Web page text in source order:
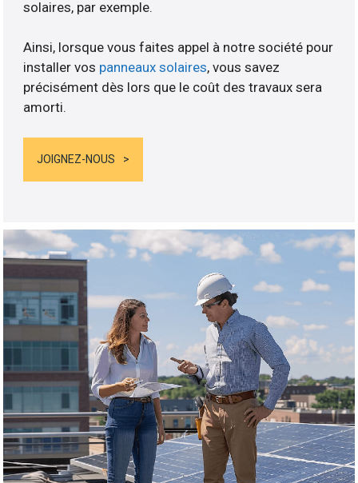
solaires, par exemple.
Ainsi, lorsque vous faites appel à notre société pour
installer vos panneaux solaires, vous savez
précisément dès lors que le coût des travaux sera
amorti.
JOIGNEZ-NOUS